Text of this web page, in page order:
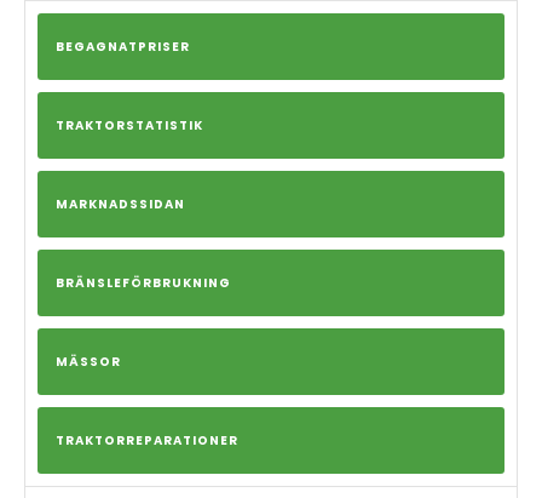
BEGAGNATPRISER
TRAKTORSTATISTIK
MARKNADSSIDAN
BRÄNSLEFÖRBRUKNING
MÄSSOR
TRAKTORREPARATIONER